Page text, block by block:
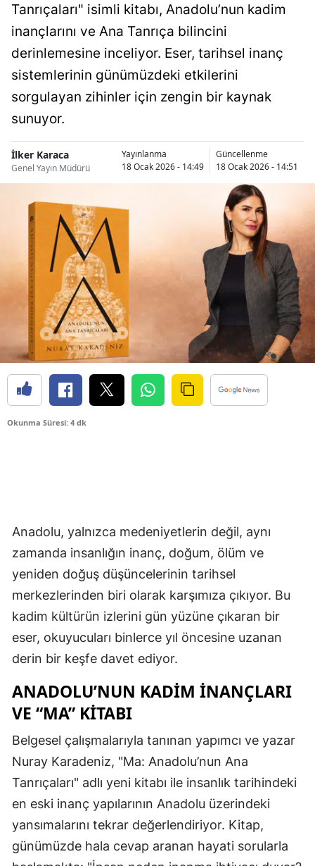
Tanrıçaları" isimli kitabı, Anadolu’nun kadim
inançlarını ve Ana Tanrıça bilincini
derinlemesine inceliyor. Eser, tarihsel inanç
sistemlerinin günümüzdeki etkilerini
sorgulayan zihinler için zengin bir kaynak
sunuyor.
İlker Karaca
Genel Yayın Müdürü
Yayınlanma
18 Ocak 2026 - 14:49
Güncellenme
18 Ocak 2026 - 14:51
Okunma Süresi: 4 dk
Anadolu, yalnızca medeniyetlerin değil, aynı
zamanda insanlığın inanç, doğum, ölüm ve
yeniden doğuş düşüncelerinin tarihsel
merkezlerinden biri olarak karşımıza çıkıyor. Bu
kadim kültürün izlerini gün yüzüne çıkaran bir
eser, okuyucuları binlerce yıl öncesine uzanan
derin bir keşfe davet ediyor.
ANADOLU’NUN KADIM İNANÇLARI
VE “MA” KITABI
Belgesel çalışmalarıyla tanınan yapımcı ve yazar
Nuray Karadeniz, "Ma: Anadolu’nun Ana
Tanrıçaları" adlı yeni kitabı ile insanlık tarihindeki
en eski inanç yapılarının Anadolu üzerindeki
yansımalarını tekrar değerlendiriyor. Kitap,
günümüzde hala cevap aranan hayati sorularla